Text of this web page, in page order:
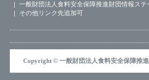
一般財団法人食料安全保障推進財団情報ステ
その他リンク先追加可
Copyright © 一般財団法人食料安全保障推